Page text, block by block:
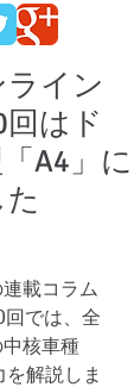
イン
はド
A4」に
載コラム
回では、全
核車種
を解説しま